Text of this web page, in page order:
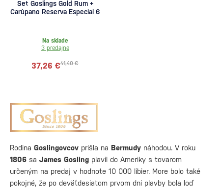
Set Goslings Gold Rum +
Carúpano Reserva Especial 6
Na sklade
3 predajne
41,40 €
37,26 €
Rodina Goslingovcov prišla na Bermudy náhodou. V roku
1806 sa James Gosling plavil do Ameriky s tovarom
určeným na predaj v hodnote 10 000 libier. More bolo také
pokojné, že po deväťdesiatom prvom dni plavby bola loď